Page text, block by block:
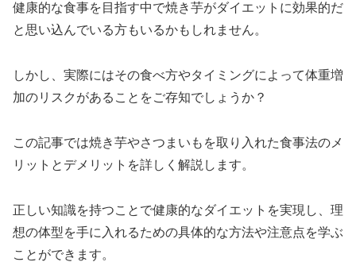
健康的な食事を目指す中で焼き芋がダイエットに効果的だ
と思い込んでいる方もいるかもしれません。
しかし、実際にはその食べ方やタイミングによって体重増
加のリスクがあることをご存知でしょうか？
この記事では焼き芋やさつまいもを取り入れた食事法のメ
リットとデメリットを詳しく解説します。
正しい知識を持つことで健康的なダイエットを実現し、理
想の体型を手に入れるための具体的な方法や注意点を学ぶ
ことができます。